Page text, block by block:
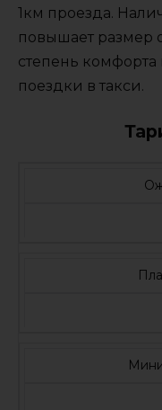
1км проезда.
повышает размер
степень комфорта
поездки в такси.